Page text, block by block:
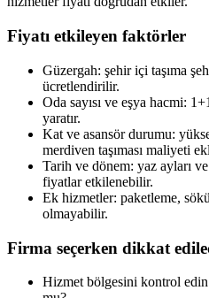
Fiyatı etkileyen faktörler
Güzergah: şehir içi taşıma
ücretlendirilir.
Oda sayısı ve eşya hacmi:
yaratır.
Kat ve asansör durumu:
merdiven taşıması maliyeti
Tarih ve dönem: yaz ayları
fiyatlar etkilenebilir.
Ek hizmetler: paketleme,
olmayabilir.
Firma seçerken dikkat
Hizmet bölgesini kontrol